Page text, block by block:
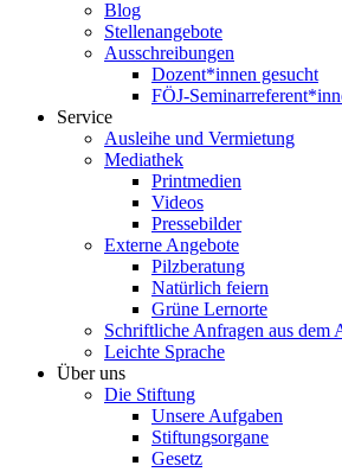
Blog
Stellenangebote
Ausschreibungen
Dozent*innen gesucht
FÖJ-
Service
Ausleihe und Vermietung
Mediathek
Printmedien
Videos
Pressebilder
Externe Angebote
Pilzberatung
Natürlich feiern
Grüne Lernorte
Schriftliche Anfragen aus dem
Leichte Sprache
Über uns
Die Stiftung
Unsere Aufgaben
Stiftungsorgane
Gesetz